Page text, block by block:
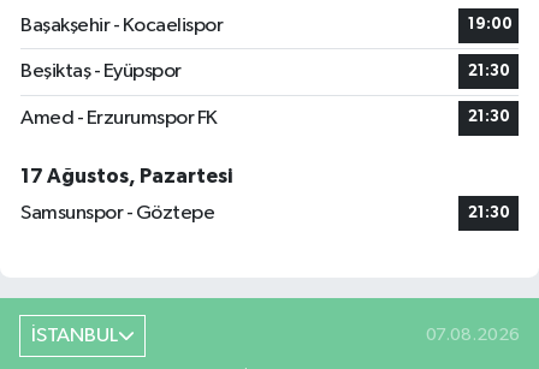
Başakşehir - Kocaelispor
19:00
Beşiktaş - Eyüpspor 21:30
Amed - Erzurumspor FK 21:30
17 Ağustos, Pazartesi
Samsunspor - Göztepe
21:30
İSTANBUL 07.08.2026